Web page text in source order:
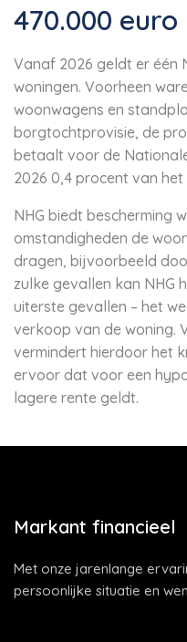
470.000 euro
Vanaf 2026 geldt er één
woningen. Voorheen
woonwagens en
borgtochtprovisie, de
betaalt voor de
2026 0,4 procent van
NHG biedt bescherming
omstandigheden de
dragen, bijvoorbeeld
zulke gevallen kan NHG
uiterste gevallen – het
verkoop van de woning.
vermindert hierdoor het
ervoor dat voor een
lagere rente geldt.
Markant financieel
Met onze jarenlange
persoonlijke situatie en